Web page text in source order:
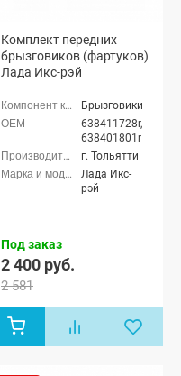
Комплект передних
брызговиков (фартуков)
Лада Икс-рэй
Брызговики
638411728r,
638401801r
г. Тольятти
Лада Икс-
рэй
Под заказ
2 400 руб.
2 581